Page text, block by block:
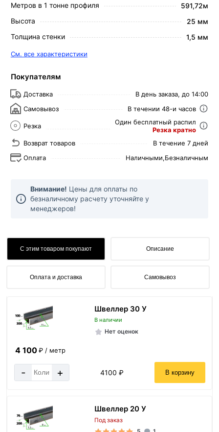
Метров в 1 тонне профиля
591,72м
Высота
25 мм
Толщина стенки
1,5 мм
См. все характеристики
Покупателям
Доставка
В день заказа, до 14:00
Самовывоз
В течении 48-и часов
Резка
Один бесплатный распил
Резка кратно
Возврат товаров
В течение 7 дней
Оплата
Наличными,Безналичным
Внимание! Цены для оплаты по
безналичному расчету уточняйте у
менеджеров!
С этим товаром покупают Описание
Оплата и доставка Самовывоз
Швеллер 30 У
В наличии
Нет оценок
4 100₽ / метр
- + 4100 ₽ В корзину
Швеллер 20 У
Под заказ